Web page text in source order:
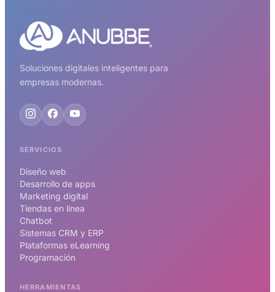
Soluciones digitales inteligentes para
empresas modernas.
SERVICIOS
Diseño web
Desarrollo de apps
Marketing digital
Tiendas en línea
Chatbot
Sistemas CRM y ERP
Plataformas eLearning
Programación
HERRAMIENTAS